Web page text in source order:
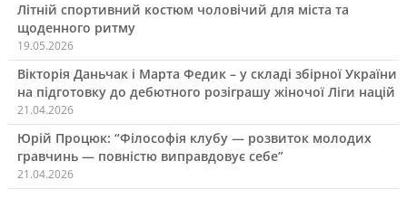
Літній спортивний костюм чоловічий для міста та
щоденного ритму
19.05.2026
Вікторія Даньчак і Марта Федик – у складі збірної України
на підготовку до дебютного розіграшу жіночої Ліги націй
21.04.2026
Юрій Процюк: “Філософія клубу — розвиток молодих
гравчинь — повністю виправдовує себе”
21.04.2026